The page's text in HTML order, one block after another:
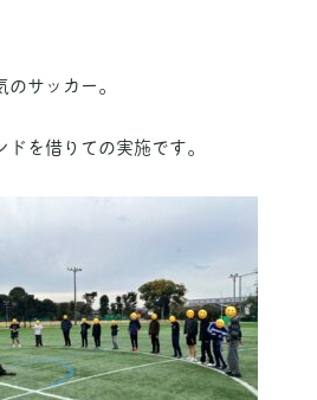
のサッカー。
ドを借りての実施です。